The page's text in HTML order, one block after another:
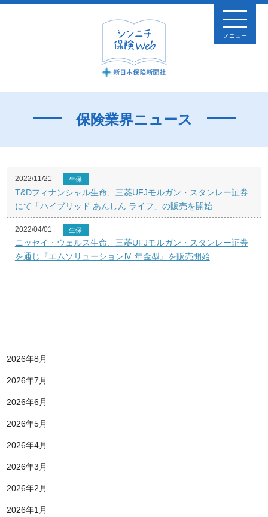
メニュー
保険業界ニュース
2022/11/21 生保
T&Dフィナンシャル生命、三菱UFJモルガン・スタンレー証券
にて「ハイブリッド あんしん ライフ」の販売を開始
2022/04/01 生保
ニッセイ・ウェルス生命、三菱UFJモルガン・スタンレー証券
を通じ『エムソリューションⅣ 年金型』を販売開始
2026年8月
2026年7月
2026年6月
2026年5月
2026年4月
2026年3月
2026年2月
2026年1月